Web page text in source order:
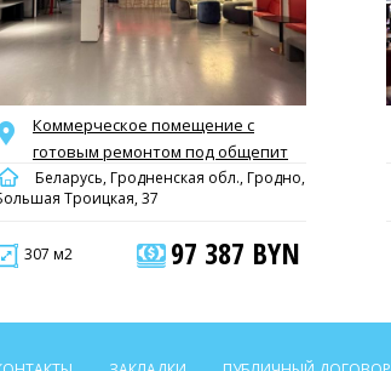
Коммерческое помещение с
готовым ремонтом под общепит
Беларусь, Гродненская обл., Гродно,
Троицкая, 37
307 м2 97 387 BYN